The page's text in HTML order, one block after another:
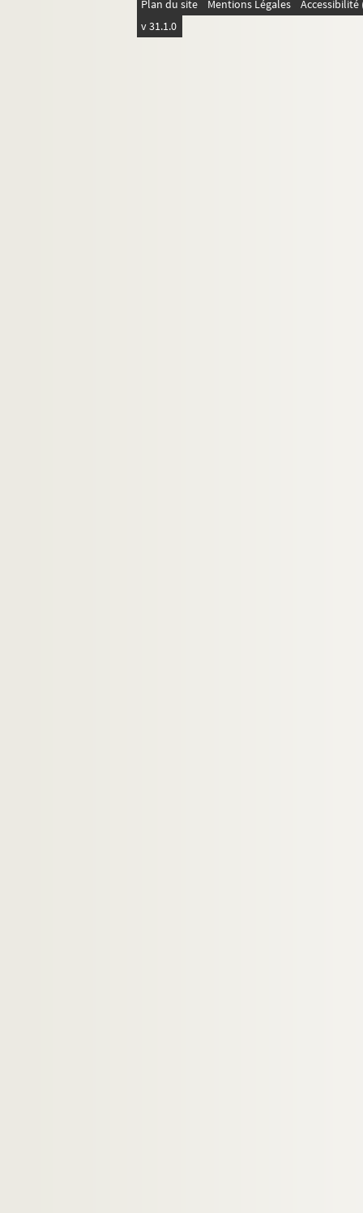
Plan du site Mentions Légales
v 31.1.0